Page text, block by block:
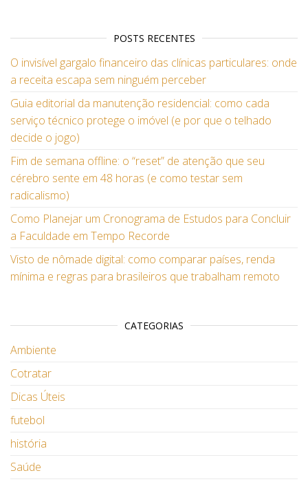
POSTS RECENTES
O invisível gargalo financeiro das clínicas particulares: onde
a receita escapa sem ninguém perceber
Guia editorial da manutenção residencial: como cada
serviço técnico protege o imóvel (e por que o telhado
decide o jogo)
Fim de semana offline: o “reset” de atenção que seu
cérebro sente em 48 horas (e como testar sem
radicalismo)
Como Planejar um Cronograma de Estudos para Concluir
a Faculdade em Tempo Recorde
Visto de nômade digital: como comparar países, renda
mínima e regras para brasileiros que trabalham remoto
CATEGORIAS
Ambiente
Cotratar
Dicas Úteis
futebol
história
Saúde